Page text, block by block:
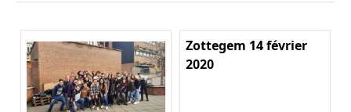
Zottegem 14 février
2020